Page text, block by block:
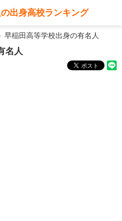
出身高校ランキング
早稲田高等学校出身の有名人
名人